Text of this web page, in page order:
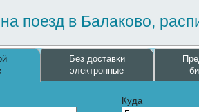
поезд в Балаково,
Без доставки
электронные
Куда